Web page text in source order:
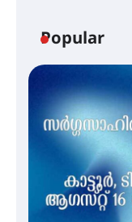
Popular